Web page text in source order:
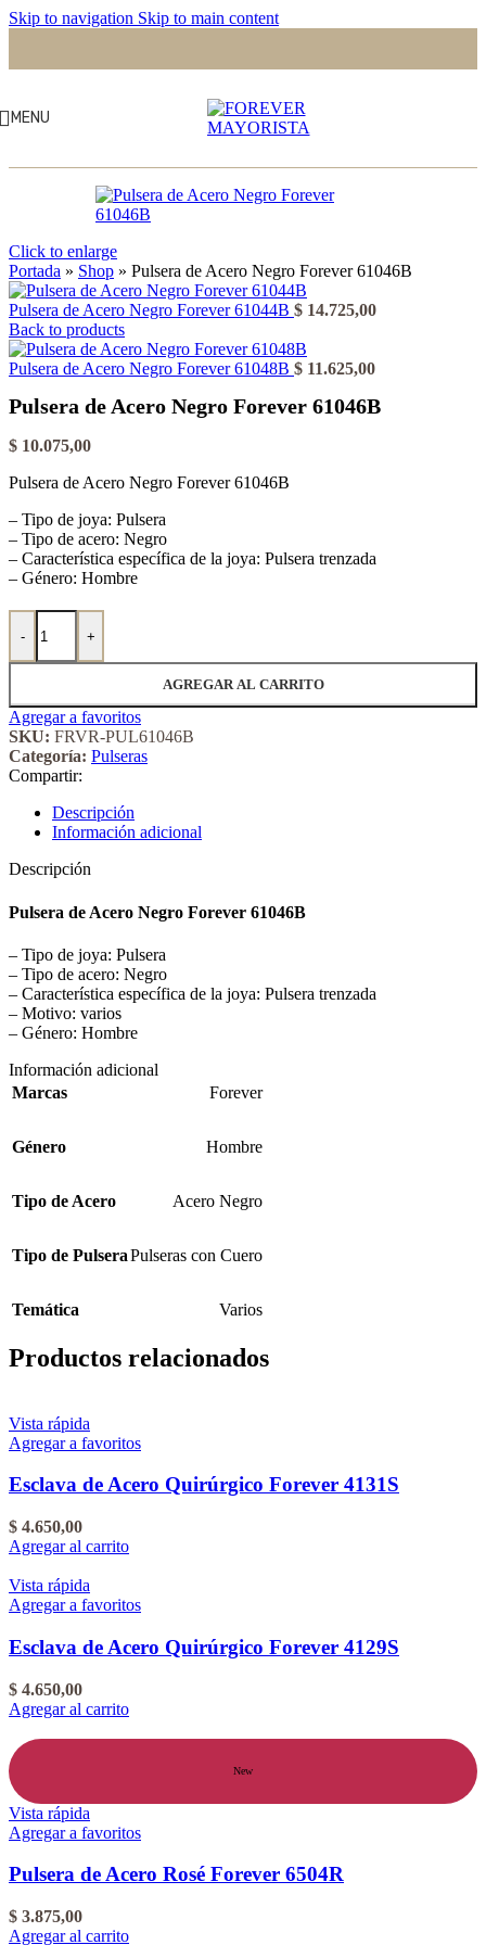
Skip to navigation Skip to main content
MENU
Click to enlarge
Portada » Shop » Pulsera de Acero Negro Forever 61046B
Pulsera de Acero Negro Forever 61044B $ 14.725,00
Back to products
Pulsera de Acero Negro Forever 61048B $ 11.625,00
Pulsera de Acero Negro Forever 61046B
$ 10.075,00
Pulsera de Acero Negro Forever 61046B
– Tipo de joya: Pulsera
– Tipo de acero: Negro
– Característica específica de la joya: Pulsera trenzada
– Género: Hombre
-
Pulsera de Acero Negro Forever 61046B cantidad
+
AGREGAR AL CARRITO
Agregar a favoritos
SKU: FRVR-PUL61046B
Categoría: Pulseras
Compartir:
Descripción
Información adicional
Descripción
Pulsera de Acero Negro Forever 61046B
– Tipo de joya: Pulsera
– Tipo de acero: Negro
– Característica específica de la joya: Pulsera trenzada
– Motivo: varios
– Género: Hombre
Información adicional
Marcas
Forever
Género Hombre
Tipo de Acero Acero Negro
Tipo de PulseraPulseras con Cuero
Temática Varios
Productos relacionados
Vista rápida
Agregar a favoritos
Esclava de Acero Quirúrgico Forever 4131S
$ 4.650,00
Agregar al carrito
Vista rápida
Agregar a favoritos
Esclava de Acero Quirúrgico Forever 4129S
$ 4.650,00
Agregar al carrito
New
Vista rápida
Agregar a favoritos
Pulsera de Acero Rosé Forever 6504R
$ 3.875,00
Agregar al carrito